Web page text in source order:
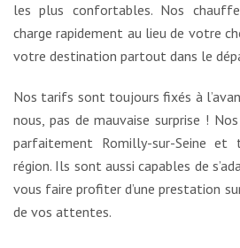
les plus confortables. Nos
charge rapidement au lieu de votre
votre destination partout dans le
Nos tarifs sont toujours fixés à
nous, pas de mauvaise surprise !
parfaitement Romilly-sur-Seine
région. Ils sont aussi capables de
vous faire profiter d’une prestation
de vos attentes.